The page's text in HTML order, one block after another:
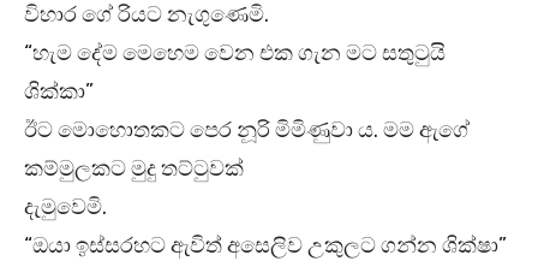
විහාර ගේ රියට නැගුණෙමි.
“හැම දේම මෙහෙම වෙන එක ගැන මට සතුටුයි
ශික්කා”
ඊට මොහොතකට පෙර නූරි මිමිණුවා ය. මම ඇගේ
කම්මුලකට මුදු තට්ටුවක්
දැමුවෙමි.
“ඔයා ඉස්සරහට ඇවිත් අසෙලිව උකුලට ගන්න ශික්ෂා”